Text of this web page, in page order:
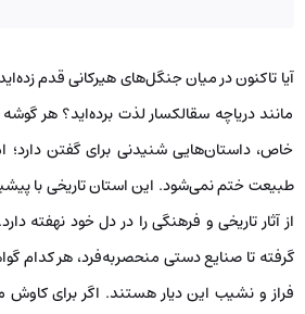
آیا تاکنون در میان جنگل‌های هیرکانی قدم
مانند دریاچه سقالکسار لذت برده‌اید؟ هر
خاص، داستان‌هایی شنیدنی برای گفتن دارد؛
طبیعت ختم نمی‌شود. این استان تاریخی با
از آثار تاریخی و فرهنگی را در دل خود نهفته
گرفته تا صنایع دستی منحصربه‌فرد، هر کدام
فراز و نشیب این دیار هستند. اگر برای